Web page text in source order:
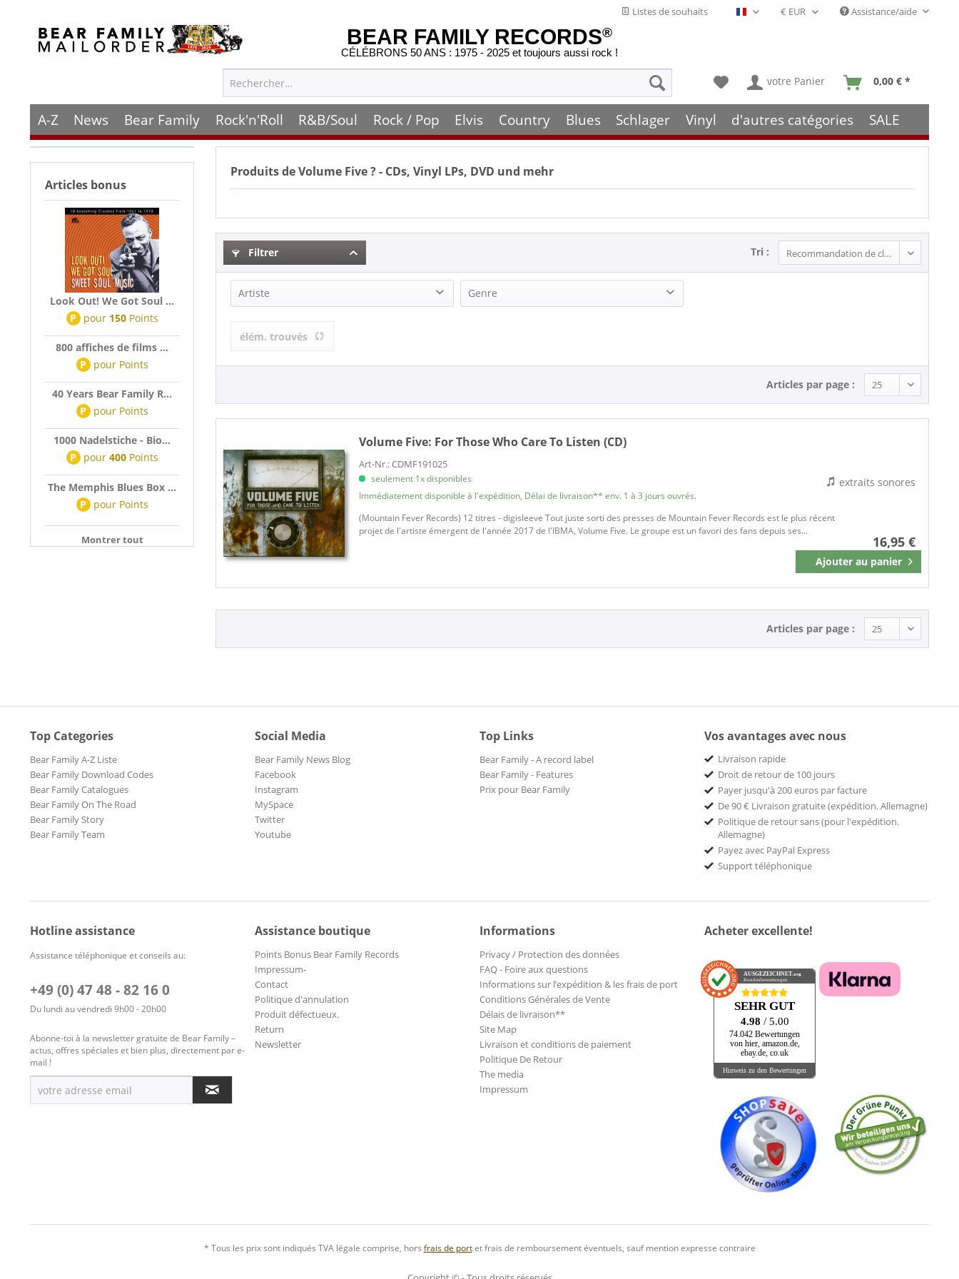
Listes de souhaits Français- FR Assistance/aide
BEAR FAMILY RECORDS®
CÉLÉBRONS 50 ANS : 1975 - 2025 et toujours aussi rock !
votre Panier 0,00 € *
A-Z News Bear Family Rock'n'Roll R&B/Soul Rock / Pop Elvis Country Blues Schlager Vinyl d'autres catégories SALE
Articles bonus
Look Out! We Got Soul ...
P pour 150Points
800 affiches de films ...
P pour Points
40 Years Bear Family R...
P pour Points
1000 Nadelstiche - Bio...
P pour 400Points
The Memphis Blues Box ...
P pour Points
Montrer tout
Produits deVolume Five? - CDs, Vinyl LPs, DVD und mehr
Filtrer Tri :
Artiste Genre
élém. trouvés
Articles par page :
Volume Five: For Those Who Care To Listen (CD)
Art-Nr.: CDMF191025
seulement 1x disponibles
Immédiatement disponible à l'expédition, Délai de livraison** env. 1 à 3 jours ouvrés.
(Mountain Fever Records) 12 titres - digisleeve Tout juste sorti des presses de Mountain Fever Records est le plus récent
projet de l'artiste émergent de l'année 2017 de l'IBMA, Volume Five. Le groupe est un favori des fans depuis ses...
16,95 €
Ajouter au panier
Mémoriser
extraits sonores
Articles par page :
Top Categories
Bear Family A-Z Liste
Bear Family Download Codes
Bear Family Catalogues
Bear Family On The Road
Bear Family Story
Bear Family Team
Social Media
Bear Family News Blog
Facebook
Instagram
MySpace
Twitter
Youtube
Top Links
Bear Family - A record label
Bear Family - Features
Prix pour Bear Family
Vos avantages avec nous
Livraison rapide
Droit de retour de 100 jours
Payer jusqu'à 200 euros par facture
De 90 € Livraison gratuite (expédition. Allemagne)
Politique de retour sans (pour l'expédition.
Allemagne)
Payez avec PayPal Express
Support téléphonique
Hotline assistance
Assistance téléphonique et conseils au:
+49 (0) 47 48 - 82 16 0
Du lundi au vendredi 9h00 - 20h00
Abonne-toi à la newsletter gratuite de Bear Family –
actus, offres spéciales et bien plus, directement par e-
mail !
Assistance boutique
Points Bonus Bear Family Records
Impressum-
Contact
Politique d'annulation
Produit défectueux.
Return
Newsletter
Informations
Privacy / Protection des données
FAQ - Foire aux questions
Informations sur l’expédition & les frais de port
Conditions Générales de Vente
Délais de livraison**
Site Map
Livraison et conditions de paiement
Politique De Retour
The media
Impressum
Acheter excellente!
AUSGEZEICHNET .org
Kundenbewertungen
SEHR GUT
4.98 / 5.00
74.042 Bewertungen
von hier, amazon.de,
ebay.de, co.uk
Hinweis zu den Bewertungen
* Tous les prix sont indiqués TVA légale comprise, hors frais de portet frais de remboursement éventuels, sauf mention expresse contraire